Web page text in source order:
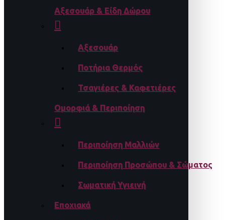
Αξεσουάρ & Είδη Δώρου
Αξεσουάρ
Ποτήρια Θερμός
Τσαγιέρες & Καφετιέρες
Ομορφιά & Περιποίηση
Περιποίηση Μαλλιών
Περιποίηση Προσώπου & Σώματος
Σωματική Υγιεινή
Εποχιακά